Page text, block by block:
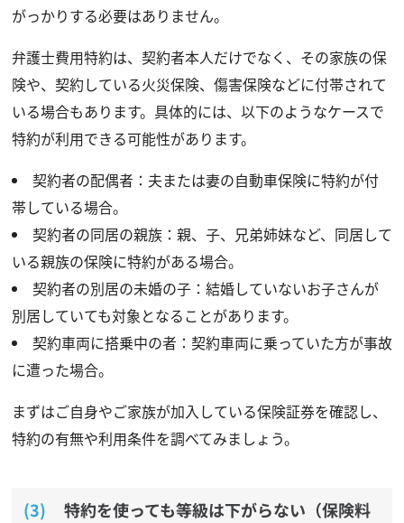
がっかりする必要はありません。
弁護士費用特約は、契約者本人だけでなく、その家族の保
険や、契約している火災保険、傷害保険などに付帯されて
いる場合もあります。具体的には、以下のようなケースで
特約が利用できる可能性があります。
契約者の配偶者：夫または妻の自動車保険に特約が付
帯している場合。
契約者の同居の親族：親、子、兄弟姉妹など、同居して
いる親族の保険に特約がある場合。
契約者の別居の未婚の子：結婚していないお子さんが
別居していても対象となることがあります。
契約車両に搭乗中の者：契約車両に乗っていた方が事故
に遭った場合。
まずはご自身やご家族が加入している保険証券を確認し、
特約の有無や利用条件を調べてみましょう。
特約を使っても等級は下がらない（保険料